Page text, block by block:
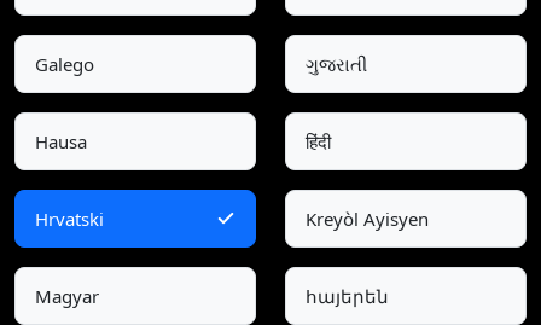
Galego ગુજરાતી
Hausa हिंदी
Hrvatski Kreyòl Ayisyen
Magyar հայերեն